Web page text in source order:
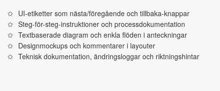
UI-etiketter som nästa/föregående och tillbaka-knappar
Steg-för-steg-instruktioner och processdokumentation
Textbaserade diagram och enkla flöden i anteckningar
Designmockups och kommentarer i layouter
Teknisk dokumentation, ändringsloggar och riktningshintar